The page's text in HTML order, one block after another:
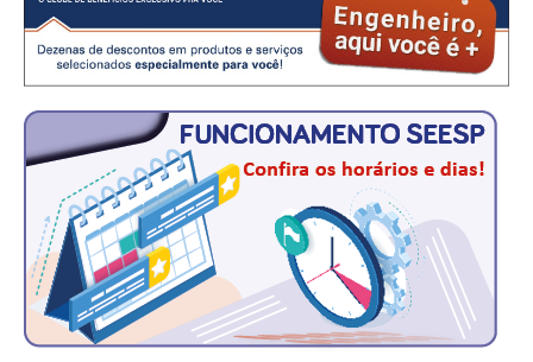
NOTÍCIAS
JORNAL DO ENGENHEIRO
AGENDA
SEESP NOTÍCIAS
NOTÍCIAS NO WHATSAPP
FOTOS